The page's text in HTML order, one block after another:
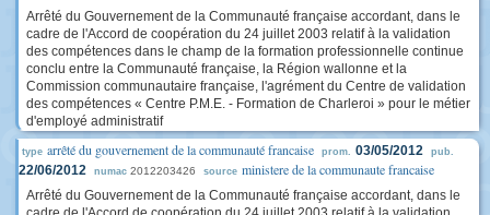
Arrêté du Gouvernement de la Communauté française accordant, dans le
cadre de l'Accord de coopération du 24 juillet 2003 relatif à la validation
des compétences dans le champ de la formation professionnelle continue
conclu entre la Communauté française, la Région wallonne et la
Commission communautaire française, l'agrément du Centre de validation
des compétences « Centre P.M.E. - Formation de Charleroi » pour le métier
d'employé administratif
type arrêté du gouvernement de la communauté francaise prom. 03/05/2012 pub.
22/06/2012 numac 2012203426 source ministere de la communaute francaise
Arrêté du Gouvernement de la Communauté française accordant, dans le